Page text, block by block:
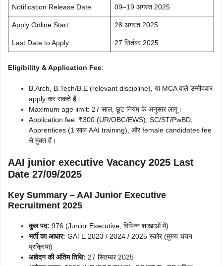
Notification Release Date 09–19 अगस्त 2025
Apply Online Start 28 अगस्त 2025
Last Date to Apply 27 सितंबर 2025
Eligibility & Application Fee:
B.Arch, B.Tech/B.E (relevant discipline), या MCA वाले उम्मीदवार
apply कर सकते हैं।
Maximum age limit: 27 साल, छूट नियम के अनुसार लागू।
Application fee: ₹300 (UR/OBC/EWS); SC/ST/PwBD,
Apprentices (1 साल AAI training), और female candidates fee
से मुक्त हैं।
AAI junior executive Vacancy 2025 Last
Date 27/09/2025
Key Summary – AAI Junior Executive
Recruitment 2025
कुल पद: 976 (Junior Executive, विभिन्न शाखाओं में)
भर्ती का आधार: GATE 2023 / 2024 / 2025 स्कोर (मुख्य चयन
प्रक्रिया)
आवेदन की अंतिम तिथि: 27 सितम्बर 2025